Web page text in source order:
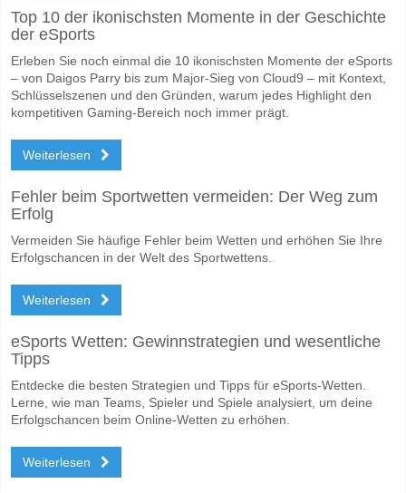
Top 10 der ikonischsten Momente in der Geschichte
der eSports
Erleben Sie noch einmal die 10 ikonischsten Momente der eSports
– von Daigos Parry bis zum Major-Sieg von Cloud9 – mit Kontext,
Schlüsselszenen und den Gründen, warum jedes Highlight den
kompetitiven Gaming-Bereich noch immer prägt.
Weiterlesen
Fehler beim Sportwetten vermeiden: Der Weg zum
Erfolg
Vermeiden Sie häufige Fehler beim Wetten und erhöhen Sie Ihre
Erfolgschancen in der Welt des Sportwettens.
Weiterlesen
eSports Wetten: Gewinnstrategien und wesentliche
Tipps
Entdecke die besten Strategien und Tipps für eSports-Wetten.
Lerne, wie man Teams, Spieler und Spiele analysiert, um deine
Erfolgschancen beim Online-Wetten zu erhöhen.
Weiterlesen